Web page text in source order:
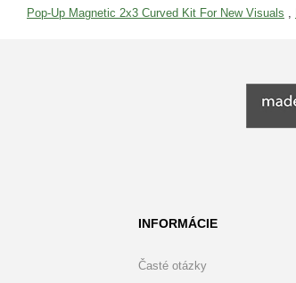
Pop-Up Magnetic 2x3 Curved Kit For New Visuals ,
INFORMÁCIE
Časté otázky